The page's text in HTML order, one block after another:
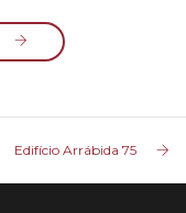
Edifício Arrábida 75